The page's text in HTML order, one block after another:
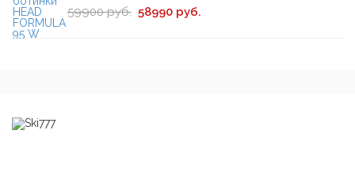
59900 руб. 58990 руб.